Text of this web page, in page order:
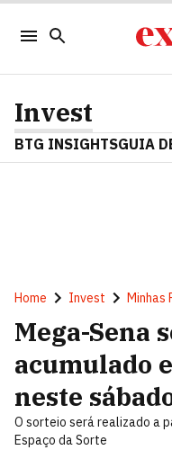
Invest
BTG INSIGHTSGUIA
Home Invest Minhas
Mega-Sena
acumulado
neste
O sorteio será realizado a
Espaço da Sorte